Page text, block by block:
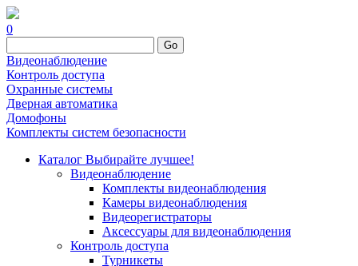
0
Go
Видеонаблюдение
Контроль доступа
Охранные системы
Дверная автоматика
Домофоны
Комплекты систем безопасности
Каталог Выбирайте лучшее!
Видеонаблюдение
Комплекты видеонаблюдения
Камеры видеонаблюдения
Видеорегистраторы
Аксессуары для видеонаблюдения
Контроль доступа
Турникеты